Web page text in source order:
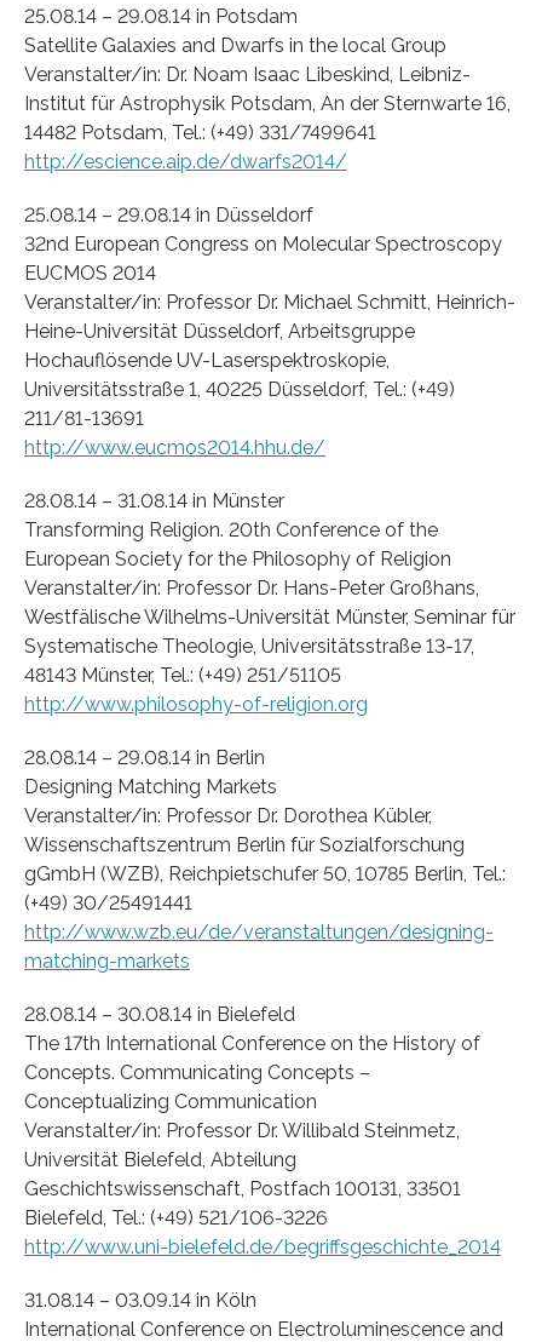
25.08.14 – 29.08.14 in Potsdam
Satellite Galaxies and Dwarfs in the local Group
Veranstalter/in: Dr. Noam Isaac Libeskind, Leibniz-
Institut für Astrophysik Potsdam, An der Sternwarte 16,
14482 Potsdam, Tel.: (+49) 331/7499641
http://escience.aip.de/dwarfs2014/
25.08.14 – 29.08.14 in Düsseldorf
32nd European Congress on Molecular Spectroscopy
EUCMOS 2014
Veranstalter/in: Professor Dr. Michael Schmitt, Heinrich-
Heine-Universität Düsseldorf, Arbeitsgruppe
Hochauflösende UV-Laserspektroskopie,
Universitätsstraße 1, 40225 Düsseldorf, Tel.: (+49)
211/81-13691
http://www.eucmos2014.hhu.de/
28.08.14 – 31.08.14 in Münster
Transforming Religion. 20th Conference of the
European Society for the Philosophy of Religion
Veranstalter/in: Professor Dr. Hans-Peter Großhans,
Westfälische Wilhelms-Universität Münster, Seminar für
Systematische Theologie, Universitätsstraße 13-17,
48143 Münster, Tel.: (+49) 251/51105
http://www.philosophy-of-religion.org
28.08.14 – 29.08.14 in Berlin
Designing Matching Markets
Veranstalter/in: Professor Dr. Dorothea Kübler,
Wissenschaftszentrum Berlin für Sozialforschung
gGmbH (WZB), Reichpietschufer 50, 10785 Berlin, Tel.:
(+49) 30/25491441
http://www.wzb.eu/de/veranstaltungen/designing-
matching-markets
28.08.14 – 30.08.14 in Bielefeld
The 17th International Conference on the History of
Concepts. Communicating Concepts –
Conceptualizing Communication
Veranstalter/in: Professor Dr. Willibald Steinmetz,
Universität Bielefeld, Abteilung
Geschichtswissenschaft, Postfach 100131, 33501
Bielefeld, Tel.: (+49) 521/106-3226
http://www.uni-bielefeld.de/begriffsgeschichte_2014
31.08.14 – 03.09.14 in Köln
International Conference on Electroluminescence and